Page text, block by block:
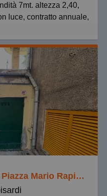
7mt. altezza 2,40,
luce, contratto annuale,
mensilità, richieste
deposito. Columbia
Garage o posto auto in Piazza Mario Rapisardi 45, Pegli Centro